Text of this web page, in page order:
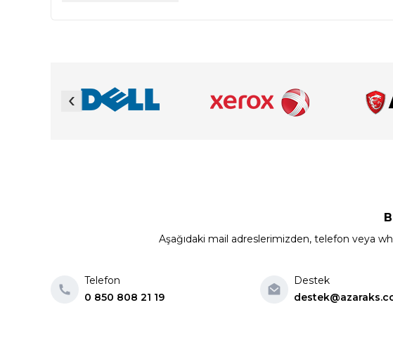
‹
Aşağıdaki mail adreslerimizden, telefon veya
Telefon
0 850 808 21 19
Destek